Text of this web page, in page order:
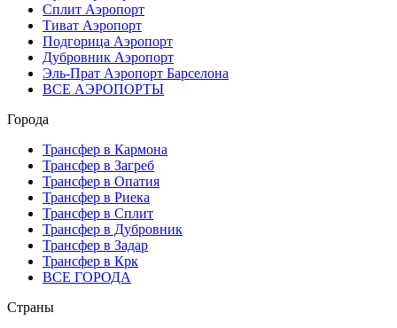
Сплит Аэропорт
Тиват Аэропорт
Подгорица Аэропорт
Дубровник Аэропорт
Эль-Прат Аэропорт Барселона
ВСЕ АЭРОПОРТЫ
Города
Трансфер в Кармона
Трансфер в Загреб
Трансфер в Опатия
Трансфер в Риека
Трансфер в Сплит
Трансфер в Дубровник
Трансфер в Задар
Трансфер в Крк
ВСЕ ГОРОДА
Страны